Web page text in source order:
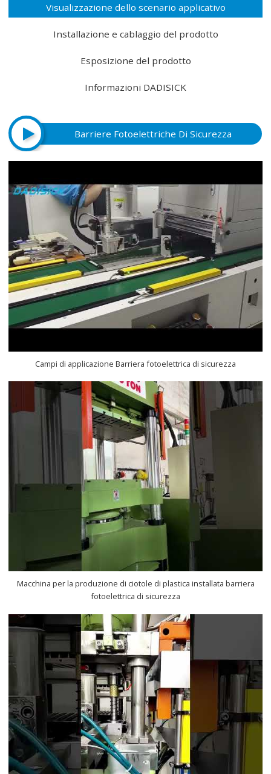
Visualizzazione dello scenario applicativo
Installazione e cablaggio del prodotto
Esposizione del prodotto
Informazioni DADISICK
Barriere Fotoelettriche Di Sicurezza
Campi di applicazione Barriera fotoelettrica di sicurezza
Macchina per la produzione di ciotole di plastica installata barriera
fotoelettrica di sicurezza